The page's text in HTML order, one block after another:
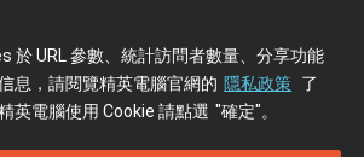
於 URL 參數、統計訪問者數量、分享功能
息，請閱覽精英電腦官網的 隱私政策 了
英電腦使用 Cookie 請點選 "確定"。